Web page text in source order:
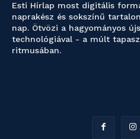
Esti Hírlap most digitális
naprakész és sokszínű
nap. Ötvözi a hagyományos
technológiával - a múlt
ritmusában.